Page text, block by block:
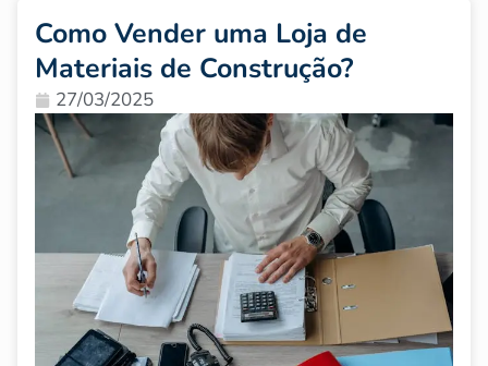
Como Vender uma Loja de
Materiais de Construção?
27/03/2025